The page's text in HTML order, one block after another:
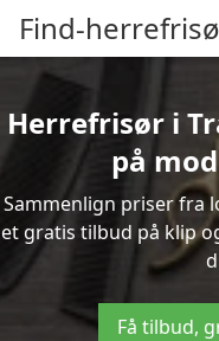
Find-
Herrefrisør i
på
Sammenlign priser fra
et gratis tilbud på klip
Få tilbud,